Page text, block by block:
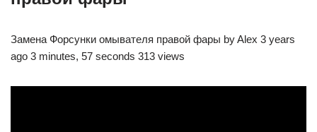
Замена Форсунки омывателя правой фары by Alex 3 years
ago 3 minutes, 57 seconds 313 views